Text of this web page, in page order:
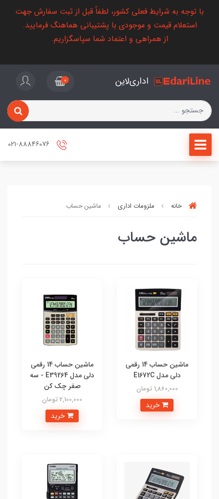
با توجه به شرایط فعلی کشور، لطفاً قبل از ثبت سفارش جهت
استعلام قیمت و موجودی با پشتیبانی هماهنگ فرمایید.
از همراهی و اعتماد شما سپاسگزاریم.
اداری‌لاین 0
خانه ملزومات اداری ماشین حساب
ماشین حساب
ماشین حساب 14 رقمی
دلی مدل E1672C
1,860,000 تومان
ماشین حساب 14 رقمی
دلی مدل E39264 - سه
صفر چک کن
2,100,000 تومان